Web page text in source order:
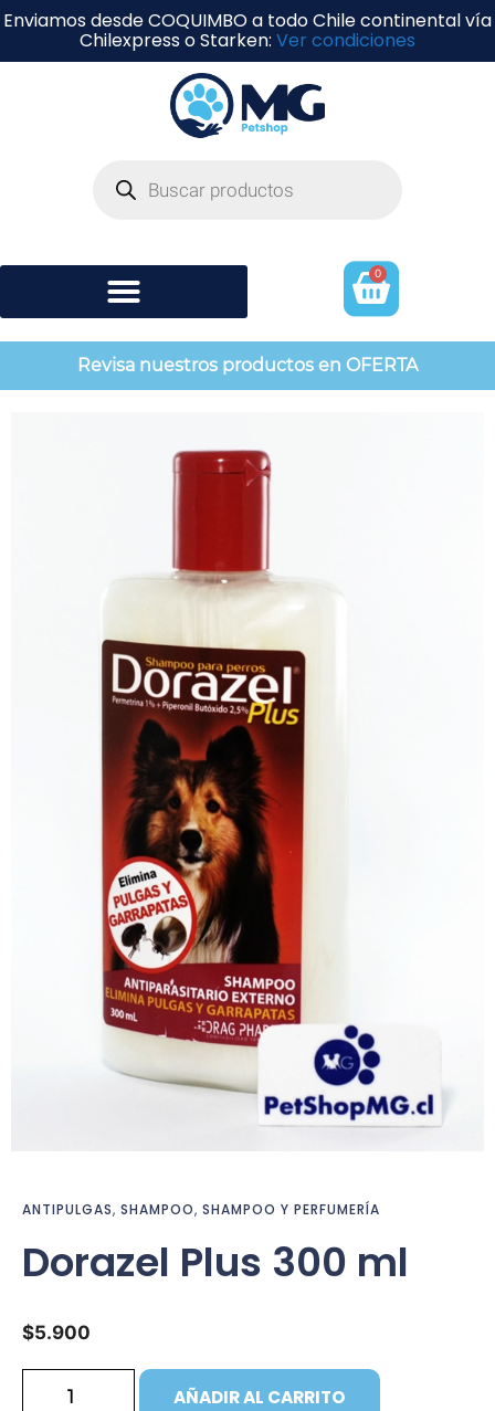
Enviamos desde COQUIMBO a todo Chile continental vía
Chilexpress o Starken: Ver condiciones
0
Revisa nuestros productos en OFERTA
ANTIPULGAS, SHAMPOO, SHAMPOO Y PERFUMERÍA
Dorazel Plus 300 ml
$5.900
AÑADIR AL CARRITO